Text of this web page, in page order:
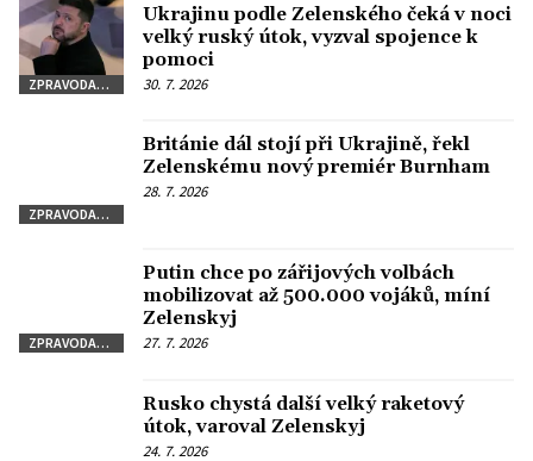
ZPRAVODAJSTVÍ
Ukrajinu podle Zelenského čeká v noci
velký ruský útok, vyzval spojence k
pomoci
30. 7. 2026
ZPRAVODAJSTVÍ
Británie dál stojí při Ukrajině, řekl
Zelenskému nový premiér Burnham
28. 7. 2026
ZPRAVODAJSTVÍ
Putin chce po zářijových volbách
mobilizovat až 500.000 vojáků, míní
Zelenskyj
27. 7. 2026
Rusko chystá další velký raketový
útok, varoval Zelenskyj
24. 7. 2026